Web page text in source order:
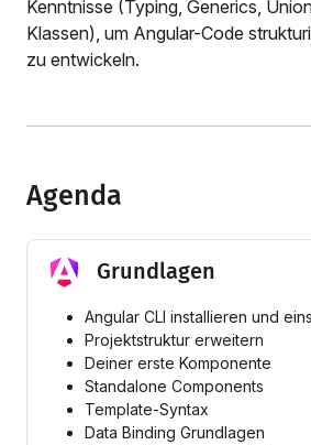
Kenntnisse (Typing, Generics,
Klassen), um Angular-Code
zu entwickeln.
Agenda
Grundlagen
Angular CLI installieren und
Projektstruktur erweitern
Deiner erste Komponente
Standalone Components
Template-Syntax
Data Binding Grundlagen